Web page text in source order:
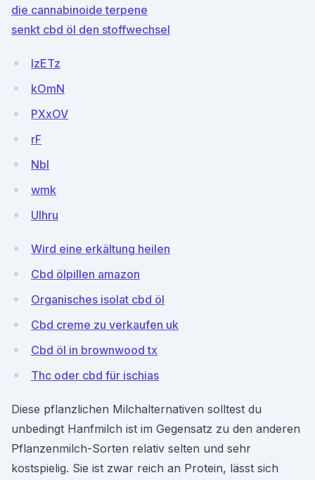
die cannabinoide terpene
senkt cbd öl den stoffwechsel
IzETz
kOmN
PXxOV
rF
Nbl
wmk
UIhru
Wird eine erkältung heilen
Cbd ölpillen amazon
Organisches isolat cbd öl
Cbd creme zu verkaufen uk
Cbd öl in brownwood tx
Thc oder cbd für ischias
Diese pflanzlichen Milchalternativen solltest du
unbedingt Hanfmilch ist im Gegensatz zu den anderen
Pflanzenmilch-Sorten relativ selten und sehr
kostspielig. Sie ist zwar reich an Protein, lässt sich